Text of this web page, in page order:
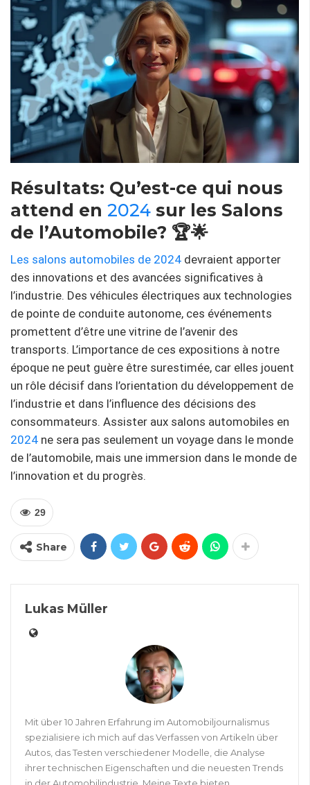
Résultats: Qu’est-ce qui nous
attend en 2024 sur les Salons
de l’Automobile? 🏆🌟
Les salons automobiles de 2024 devraient apporter
des innovations et des avancées significatives à
l’industrie. Des véhicules électriques aux technologies
de pointe de conduite autonome, ces événements
promettent d’être une vitrine de l’avenir des
transports. L’importance de ces expositions à notre
époque ne peut guère être surestimée, car elles jouent
un rôle décisif dans l’orientation du développement de
l’industrie et dans l’influence des décisions des
consommateurs. Assister aux salons automobiles en
2024 ne sera pas seulement un voyage dans le monde
de l’automobile, mais une immersion dans le monde de
l’innovation et du progrès.
29
Share
Lukas Müller
Mit über 10 Jahren Erfahrung im Automobiljournalismus
spezialisiere ich mich auf das Verfassen von Artikeln über
Autos, das Testen verschiedener Modelle, die Analyse
ihrer technischen Eigenschaften und die neuesten Trends